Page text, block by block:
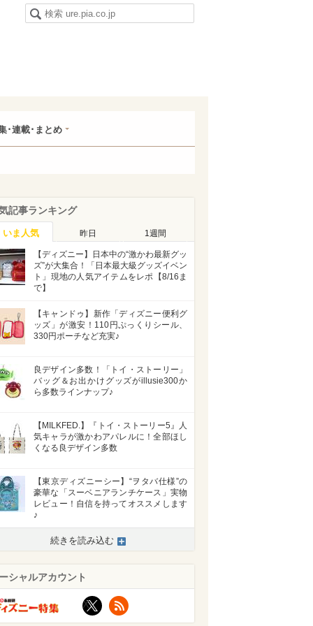
･連載･まとめ
記事ランキング
いま人気 昨日 1週間
【ディズニー】日本中の“激かわ最新グッ
ズ”が大集合！「日本最大級グッズイベン
ト」現地の人気アイテムをレポ【8/16ま
で】
【キャンドゥ】新作「ディズニー便利グ
ッズ」が激安！110円ぷっくりシール、
330円ポーチなど充実♪
良デザイン多数！「トイ・ストーリー」
バッグ＆お出かけグッズがillusie300か
ら多数ラインナップ♪
【MILKFED.】『トイ・ストーリー5』人
気キャラが激かわアパレルに！全部ほし
くなる良デザイン多数
【東京ディズニーシー】“ヲタバ仕様”の
豪華な「スーベニアランチケース」実物
レビュー！自信を持ってオススメします
♪
続きを読み込む
シャルアカウント
X